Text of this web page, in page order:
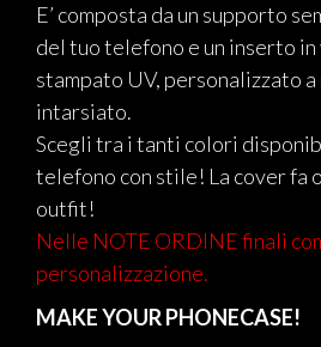
E’ composta da un supporto
del tuo telefono e un inserto
stampato UV, personalizzato
intarsiato.
Scegli tra i tanti colori
telefono con stile! La cover fa
outfit!
Nelle NOTE ORDINE finali
personalizzazione.
MAKE YOUR PHONECASE!